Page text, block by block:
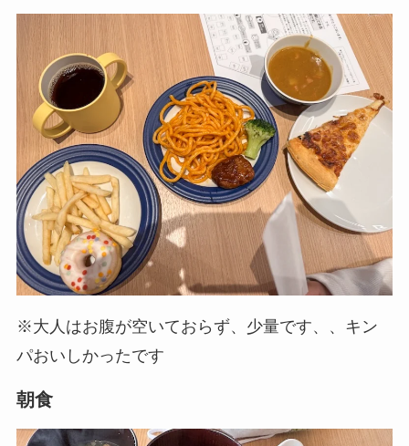
※大人はお腹が空いておらず、少量です、、キン
パおいしかったです
朝食